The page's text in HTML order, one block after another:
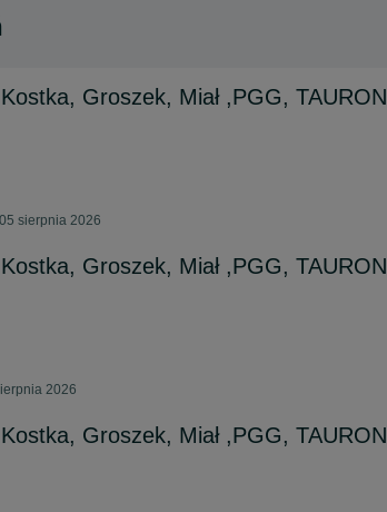
Groszek, Miał ,PGG, TAURON
sierpnia 2026
Groszek, Miał ,PGG, TAURON
2026
Groszek, Miał ,PGG, TAURON